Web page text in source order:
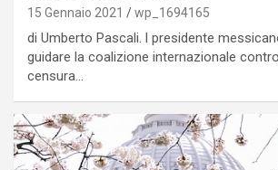
15 Gennaio 2021 wp_1694165
di Umberto Pascali. l presidente
guidare la coalizione internazionale
censura…